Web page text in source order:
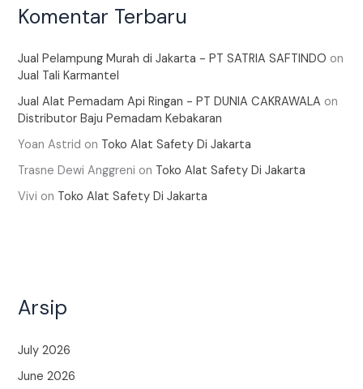
Komentar Terbaru
Jual Pelampung Murah di Jakarta - PT SATRIA SAFTINDO on
Jual Tali Karmantel
Jual Alat Pemadam Api Ringan - PT DUNIA CAKRAWALA on
Distributor Baju Pemadam Kebakaran
Yoan Astrid on Toko Alat Safety Di Jakarta
Trasne Dewi Anggreni on Toko Alat Safety Di Jakarta
Vivi on Toko Alat Safety Di Jakarta
Arsip
July 2026
June 2026